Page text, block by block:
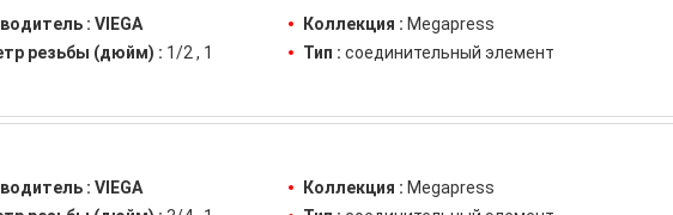
: VIEGA Коллекция : Megapress
резьбы (дюйм) : 1/2 1 Тип : соединительный элемент
: VIEGA Коллекция : Megapress